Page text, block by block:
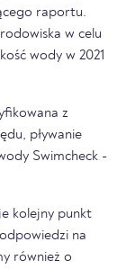
raportu.
w celu
wody w 2021
z
pływanie
Swimcheck -
kolejny punkt
na
również o